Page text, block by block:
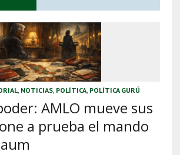
, NOTICIAS, POLÍTICA, POLÍTICA GURÚ
AMLO mueve sus
a prueba el mando